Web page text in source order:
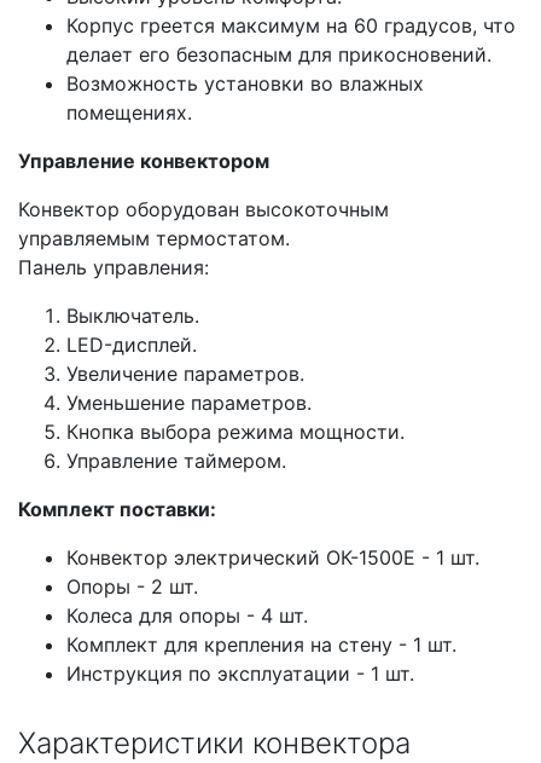
Корпус греется максимум на 60 градусов, что
делает его безопасным для прикосновений.
Возможность установки во влажных
помещениях.
Управление конвектором
Конвектор оборудован высокоточным
управляемым термостатом.
Панель управления:
Выключатель.
LED-дисплей.
Увеличение параметров.
Уменьшение параметров.
Кнопка выбора режима мощности.
Управление таймером.
Комплект поставки:
Конвектор электрический ОК-1500Е - 1 шт.
Опоры - 2 шт.
Колеса для опоры - 4 шт.
Комплект для крепления на стену - 1 шт.
Инструкция по эксплуатации - 1 шт.
Характеристики конвектора